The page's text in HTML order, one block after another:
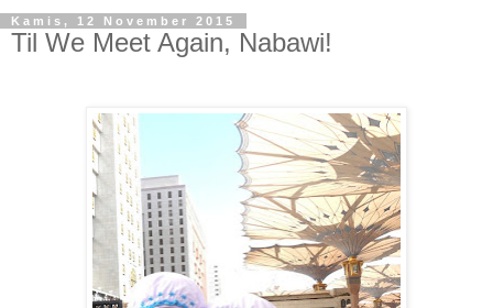
Kamis, 12 November 2015
Til We Meet Again, Nabawi!